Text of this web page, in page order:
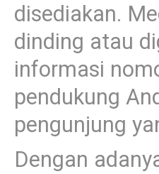
disediakan.
dinding atau
informasi
pendukung
pengunjung
Dengan